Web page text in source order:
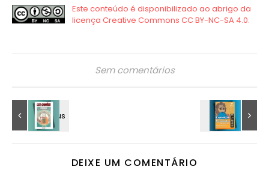
Sem comentários
DEIXE UM COMENTÁRIO